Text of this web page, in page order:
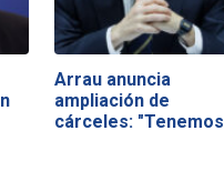
Arrau anuncia
ampliación de
cárceles: "Tenemos